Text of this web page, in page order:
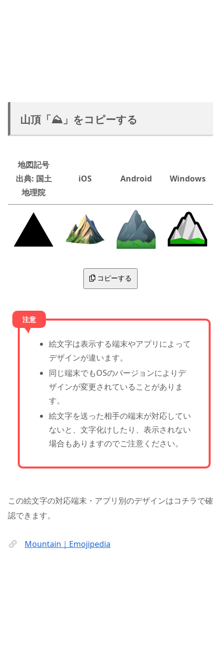
山頂「⛰」をコピーする
地図記号
出典: 国土
地理院
iOS Android Windows
コピーする
絵文字は表示する端末やアプリによって
デザインが違います。
同じ端末でもOSのバージョンによりデ
ザインが変更されていることがありま
す。
絵文字を送った相手の端末が対応してい
ないと、文字化けしたり、表示されない
場合もありますのでご注意ください。
この絵文字の対応端末・アプリ別のデザインはコチラで確
認できます。
Mountain｜Emojipedia